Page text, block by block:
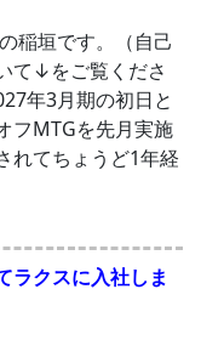
稲垣です。（自己
て↓をご覧くださ
年3月期の初日と
フMTGを先月実施
れてちょうど1年経
ラクスに入社しま